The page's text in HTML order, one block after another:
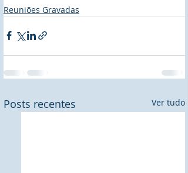
Reuniões Gravadas
Posts recentes Ver tudo